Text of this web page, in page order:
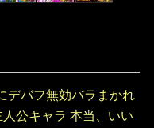
デバフ無効バラまかれ
公キャラ 本当、いい